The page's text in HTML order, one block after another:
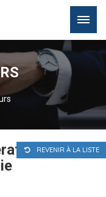
REVENIR À LA LISTE
Mont